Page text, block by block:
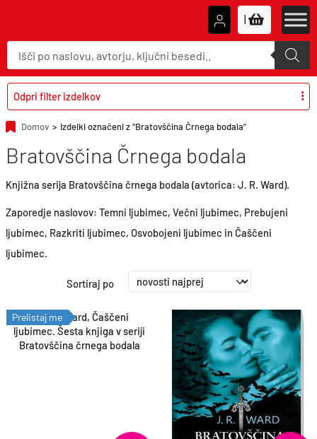
P
o
d
u
t
s
s
e
r
c
|
Odpri filter izdelkov
Domov > Izdelki označeni z “Bratovščina Črnega bodala”
Bratovščina Črnega bodala
Knjižna serija Bratovščina črnega bodala (avtorica: J. R. Ward).
Zaporedje naslovov: Temni ljubimec, Večni ljubimec, Prebujeni
ljubimec, Razkriti ljubimec, Osvobojeni ljubimec in Čaščeni
ljubimec.
Sortiraj po
Prelistaj me